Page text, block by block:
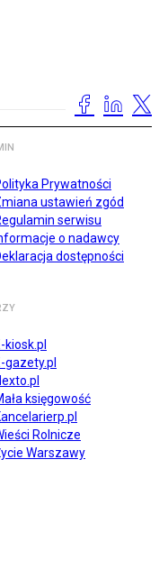
Prywatności
ustawień zgód
serwisu
o nadawcy
dostępności
kiosk.pl
gazety.pl
księgowość
Rolnicze
Warszawy